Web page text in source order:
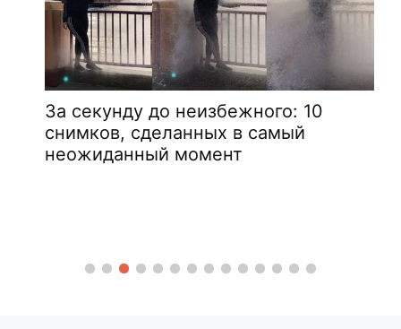
За секунду до неизбежного: 10
снимков, сделанных в самый
неожиданный момент